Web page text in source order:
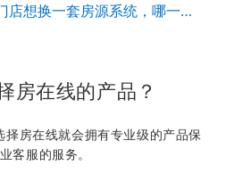
开了几家门店想换一套房源系统，哪一款比较好方便推荐给我吗？
房在线的产品？
择房在线就会拥有专业级的产品保
客服的服务。